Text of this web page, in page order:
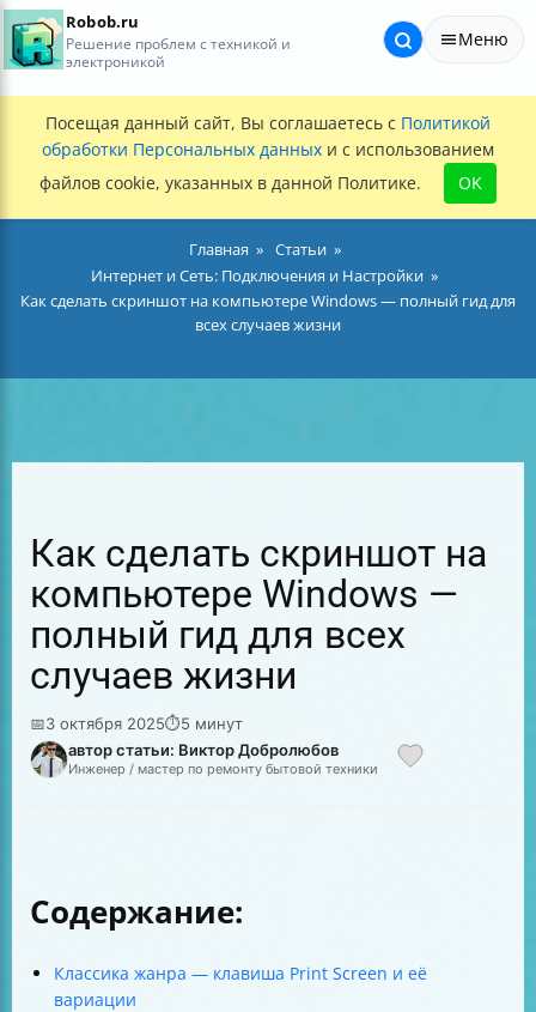
Robob.ru
Решение проблем с техникой и
электроникой
Меню
Посещая данный сайт, Вы соглашаетесь с Политикой
обработки Персональных данных и с использованием
файлов cookie, указанных в данной Политике.
OK
Главная
Статьи
Интернет и Сеть: Подключения и Настройки
Как сделать скриншот на компьютере Windows — полный гид для
всех случаев жизни
Как сделать скриншот на
компьютере Windows —
полный гид для всех
случаев жизни
📅3 октября 2025⏱5 минут
автор статьи: Виктор Добролюбов
Инженер / мастер по ремонту бытовой техники
Содержание:
Классика жанра — клавиша Print Screen и её
вариации